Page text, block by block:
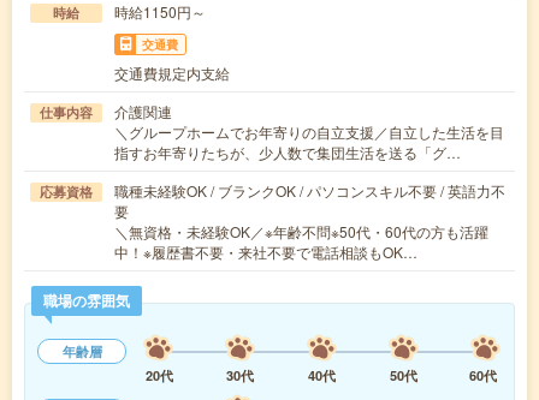
時給 時給1150円～
交通費
交通費規定内支給
仕事内容
介護関連
＼グループホームでお年寄りの自立支援／自立した生活を目
指すお年寄りたちが、少人数で集団生活を送る「グ…
応募資格
職種未経験OK / ブランクOK / パソコンスキル不要 / 英語力不
要
＼無資格・未経験OK／※年齢不問※50代・60代の方も活躍
中！※履歴書不要・来社不要で電話相談もOK…
職場の雰囲気
年齢層
20代
30代 40代 50代
60代